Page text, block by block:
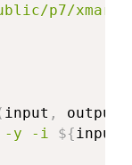
file,
p7/xmart-
input , output
-y -i ${input